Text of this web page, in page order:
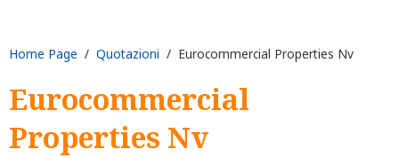
Home Page / Quotazioni / Eurocommercial Properties Nv
Eurocommercial
Properties Nv